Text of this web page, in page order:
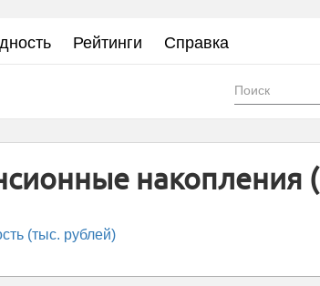
Рейтинги Справка
Форма
накопления
(тыс. рублей)